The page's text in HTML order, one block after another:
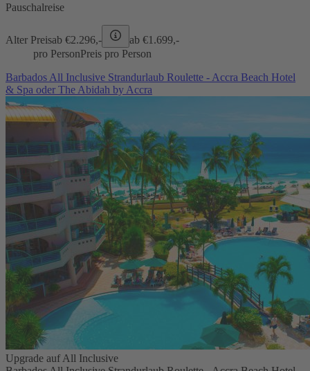
Pauschalreise
Alter Preisab €2.296,- ab €1.699,-
pro PersonPreis pro Person
Barbados All Inclusive Strandurlaub Roulette - Accra Beach Hotel
& Spa oder The Abidah by Accra
Upgrade auf All Inclusive